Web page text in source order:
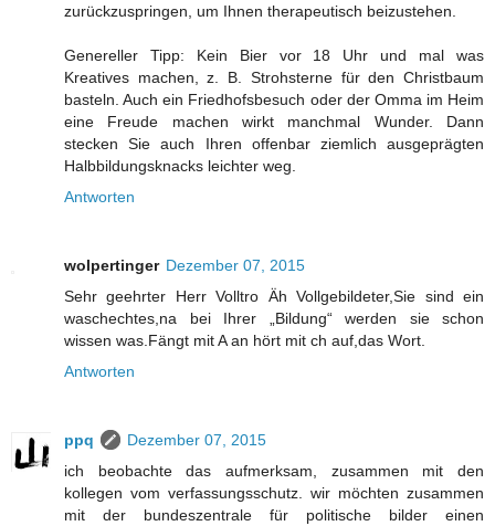
zurückzuspringen, um Ihnen therapeutisch beizustehen.
Genereller Tipp: Kein Bier vor 18 Uhr und mal was
Kreatives machen, z. B. Strohsterne für den Christbaum
basteln. Auch ein Friedhofsbesuch oder der Omma im Heim
eine Freude machen wirkt manchmal Wunder. Dann
stecken Sie auch Ihren offenbar ziemlich ausgeprägten
Halbbildungsknacks leichter weg.
Antworten
wolpertinger Dezember 07, 2015
Sehr geehrter Herr Volltro Äh Vollgebildeter,Sie sind ein
waschechtes,na bei Ihrer „Bildung“ werden sie schon
wissen was.Fängt mit A an hört mit ch auf,das Wort.
Antworten
ppq
Dezember 07, 2015
ich beobachte das aufmerksam, zusammen mit den
kollegen vom verfassungsschutz. wir möchten zusammen
mit der bundeszentrale für politische bilder einen